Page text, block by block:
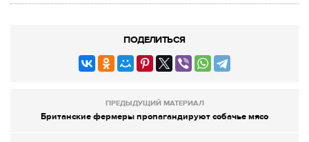
ПОДЕЛИТЬСЯ
ПРЕДЫДУЩИЙ МАТЕРИАЛ
Британские фермеры пропагандируют собачье мясо